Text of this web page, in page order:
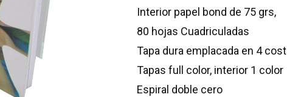
Interior papel bond de 75 grs,
80 hojas Cuadriculadas
Tapa dura emplacada en 4
Tapas full color, interior 1 color
Espiral doble cero